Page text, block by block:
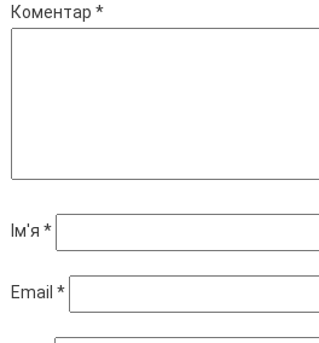
Коментар *
Ім'я *
Email *